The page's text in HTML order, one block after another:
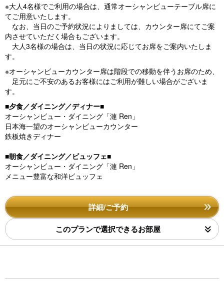
※大人4名様でご利用の場合は、通常オーシャンビューテーブル席に
てご用意いたします。
なお、当日のご予約状況によりましては、カウンター席にてご案
内させていただく場合もございます。
大人3名様の場合は、当日の状況に応じてお席をご案内いたしま
す。
※オーシャンビューカウンター席は階段での移動を伴うお席のため、
足元にご不安のあるお客様にはご利用が難しい場合がございま
す。
■夕食／ダイニング／ディナー■
オーシャンビュー・ダイニング「漣 Ren」
日本海一望のオーシャンビューカウンター
鉄板焼きディナー
■朝食／ダイニング／ビュッフェ■
オーシャンビュー・ダイニング「漣 Ren」
メニュー豊富な和洋ビュッフェ
詳細/ご予約
このプランで選択できるお部屋